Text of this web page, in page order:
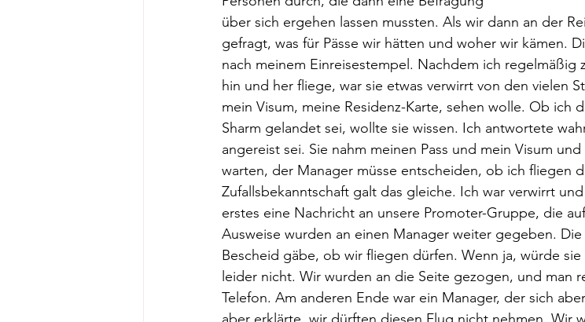
über sich ergehen lassen mussten. Als wir dann an der
gefragt, was für Pässe wir hätten und woher wir kämen.
nach meinem Einreisestempel. Nachdem ich regelmäßig
hin und her fliege, war sie etwas verwirrt von den vielen
mein Visum, meine Residenz-Karte, sehen wolle. Ob ich
Sharm gelandet sei, wollte sie wissen. Ich antwortete
angereist sei. Sie nahm meinen Pass und mein Visum
warten, der Manager müsse entscheiden, ob ich fliegen
Zufallsbekanntschaft galt das gleiche. Ich war verwirrt
erstes eine Nachricht an unsere Promoter-Gruppe, die
Ausweise wurden an einen Manager weiter gegeben.
Bescheid gäbe, ob wir fliegen dürfen. Wenn ja, würde
leider nicht. Wir wurden an die Seite gezogen, und man
Telefon. Am anderen Ende war ein Manager, der sich